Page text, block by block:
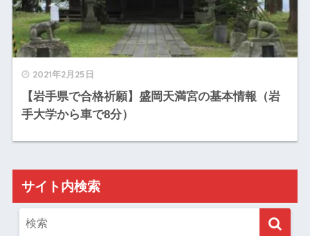
2021年2月25日
【岩手県で合格祈願】盛岡天満宮の基本情報（岩
手大学から車で8分）
サイト内検索